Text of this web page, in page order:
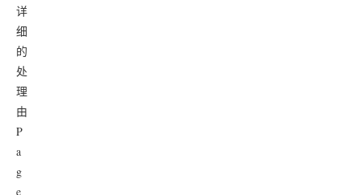
详
细
的
处
理
由
P
a
g
e